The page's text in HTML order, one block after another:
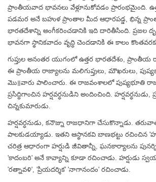
ప్రాంతీయవాద భావనలు వేళ్లూనుకోవడం ప్రారంభమైంది.
పడమర అనే బహుళ ప్రాంతాల మీద ఆధారపడ్డ, భిన్న
భారతదేశాన్ని అంగీకరించడానికి ఇది దారితీసింది. ప్రజల
భావనగా స్థానికవాదం వృద్ధి చెందడానికి ఈ కాలం
గుప్తుల అనంతర యుగంలో ఉత్తర భారతదేశం,
ఈ ప్రాంతీయ రాజ్యాలను మలిగుప్తులు, మౌఖరులు,
మొ॥వారు పాలించారు. ఈ రాజవంశాలలో పుష్యభూతి
ప్రసిద్ధిగాంచిన హర్షవర్ధనుడిని అందించింది. హర్షవర్ధనుడు,
చిన్నకుమారుడు.
హర్షవర్ధనుడు, కనౌజ్ను రాజధానిగా చేసుకొన్నాడు.
పాలకుడయ్యాడు. ఇతని ఆస్థానకవి బాణభట్టు రచించిన
చరిత్ర ఆధారంగా హర్షుడి జీవితాన్నీ, ఘనకార్యాలను
'కాదంబరి' అనే కావ్యాన్ని కూడా రచించాడు. హర్షుడు
'రత్నావళి', 'ప్రియదర్శిక' 'నాగానందం' రచించాడు.